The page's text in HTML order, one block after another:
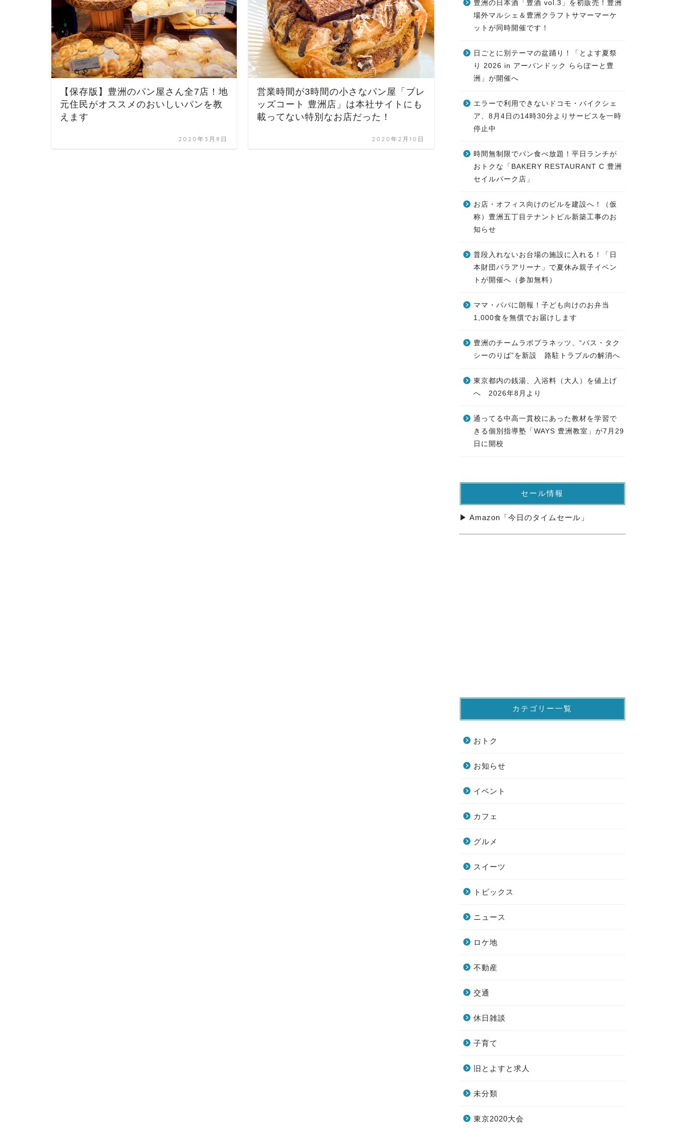
【保存版】豊洲のパン屋さん全7店！地
元住民がオススメのおいしいパンを教
えます
2020年3月8日
営業時間が3時間の小さなパン屋「ブレ
ッズコート 豊洲店」は本社サイトにも
載ってない特別なお店だった！
2020年2月10日
豊洲の日本酒「豊酒 vol.3」を初販売！豊洲
場外マルシェ＆豊洲クラフトサマーマーケ
ットが同時開催です！
日ごとに別テーマの盆踊り！「とよす夏祭
り 2026 in アーバンドック ららぽーと豊
洲」が開催へ
エラーで利用できないドコモ・バイクシェ
ア、8月4日の14時30分よりサービスを一時
停止中
時間無制限でパン食べ放題！平日ランチが
おトクな「BAKERY RESTAURANT C 豊洲
セイルパーク店」
お店・オフィス向けのビルを建設へ！（仮
称）豊洲五丁目テナントビル新築工事のお
知らせ
普段入れないお台場の施設に入れる！「日
本財団パラアリーナ」で夏休み親子イベン
トが開催へ（参加無料）
ママ・パパに朗報！子ども向けのお弁当
1,000食を無償でお届けします
豊洲のチームラボプラネッツ、“バス・タク
シーのりば”を新設 路駐トラブルの解消へ
東京都内の銭湯、入浴料（大人）を値上げ
へ 2026年8月より
通ってる中高一貫校にあった教材を学習で
きる個別指導塾「WAYS 豊洲教室」が7月29
日に開校
セール情報
▶ Amazon「今日のタイムセール」
カテゴリー一覧
おトク
お知らせ
イベント
カフェ
グルメ
スイーツ
トピックス
ニュース
ロケ地
不動産
交通
休日雑談
子育て
旧とよすと求人
未分類
東京2020大会